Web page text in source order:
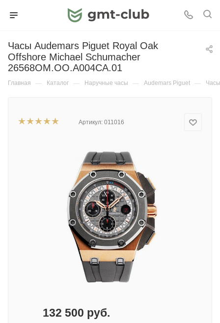
Часы Audemars Piguet Royal Oak
Offshore Michael Schumacher
26568OM.OO.A004CA.01
Главная — Каталог — Наручные часы — Audemars Piguet —
Артикул: 011016
132 500 руб.